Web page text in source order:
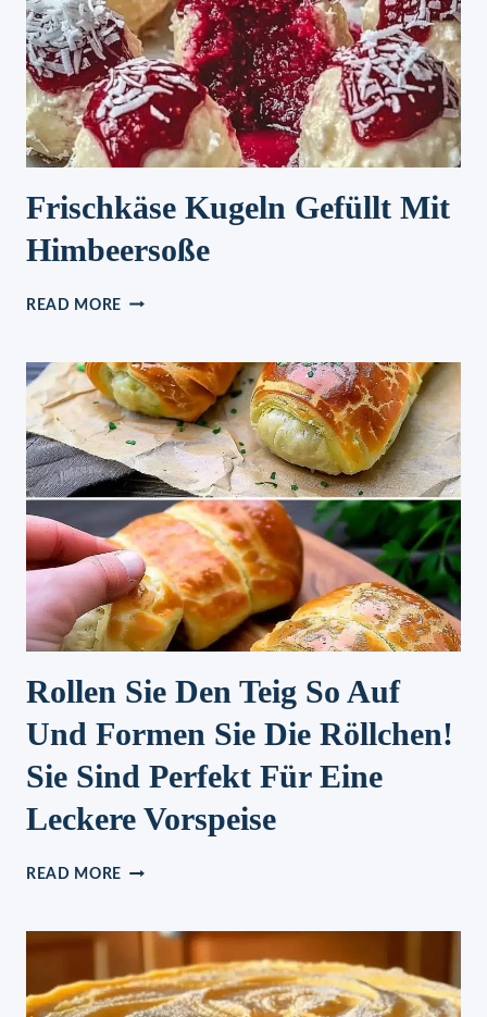
Frischkäse Kugeln Gefüllt Mit
Himbeersoße
READ MORE FRISCHKÄSE
MIT
HIMBEERSOSSE
Rollen Sie Den Teig So Auf
Und Formen Sie Die Röllchen!
Sie Sind Perfekt Für Eine
Leckere Vorspeise
READ MORE ROLLEN
TEIG
AUF
UND